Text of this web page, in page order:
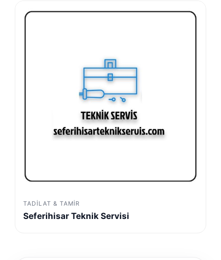
TADILAT & TAMIR
Seferihisar Teknik Servisi